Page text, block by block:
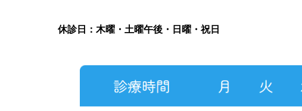
休診日：木曜・土曜午後・日曜・祝日